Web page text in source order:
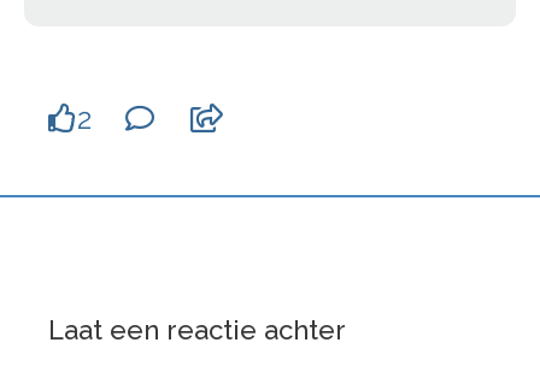
2
Laat een reactie achter